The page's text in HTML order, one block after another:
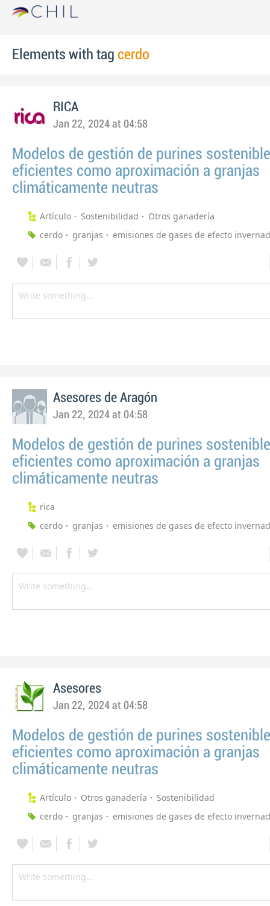
Elements with tag cerdo
RICA
Jan 22, 2024 at 04:58
Modelos de gestión de purines
eficientes como aproximación a granjas
climáticamente neutras
Artículo Sostenibilidad
Otros ganadería
cerdo
granjas emisiones de gases de efecto
Asesores de Aragón
Jan 22, 2024 at 04:58
Modelos de gestión de purines
eficientes como aproximación a granjas
climáticamente neutras
rica
cerdo
granjas emisiones de gases de efecto
Asesores
Jan 22, 2024 at 04:58
Modelos de gestión de purines
eficientes como aproximación a granjas
climáticamente neutras
Artículo Otros ganadería
Sostenibilidad
cerdo
granjas emisiones de gases de efecto